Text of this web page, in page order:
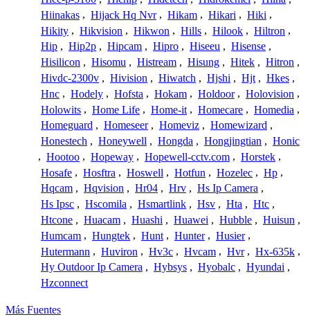
Hiinakas , Hijack Hq Nvr , Hikam , Hikari , Hiki ,
Hikity , Hikvision , Hikwon , Hills , Hilook , Hiltron ,
Hip , Hip2p , Hipcam , Hipro , Hiseeu , Hisense ,
Hisilicon , Hisomu , Histream , Hisung , Hitek , Hitron ,
Hivdc-2300v , Hivision , Hiwatch , Hjshi , Hjt , Hkes ,
Hnc , Hodely , Hofsta , Hokam , Holdoor , Holovision ,
Holowits , Home Life , Home-it , Homecare , Homedia ,
Homeguard , Homeseer , Homeviz , Homewizard ,
Honestech , Honeywell , Hongda , Hongjingtian , Honic
, Hootoo , Hopeway , Hopewell-cctv.com , Horstek ,
Hosafe , Hosftra , Hoswell , Hotfun , Hozelec , Hp ,
Hqcam , Hqvision , Hr04 , Hrv , Hs Ip Camera ,
Hs Ipsc , Hscomila , Hsmartlink , Hsv , Hta , Htc ,
Htcone , Huacam , Huashi , Huawei , Hubble , Huisun ,
Humcam , Hungtek , Hunt , Hunter , Husier ,
Hutermann , Huviron , Hv3c , Hvcam , Hvr , Hx-635k ,
Hy Outdoor Ip Camera , Hybsys , Hyobalc , Hyundai ,
Hzconnect
Más Fuentes